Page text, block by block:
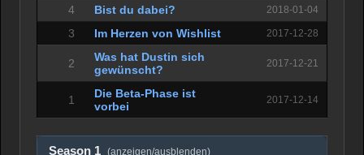
4 Bist du dabei? 2018-01-04
3 Im Herzen von Wishlist 2017-12-28
2
Was hat Dustin sich
gewünscht?
2017-12-21
1
Die Beta-Phase ist
vorbei
2017-12-14
Season 1 (anzeigen/ausblenden)